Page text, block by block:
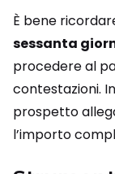
È bene
sessanta
procedere al
contestazioni.
prospetto
l’importo